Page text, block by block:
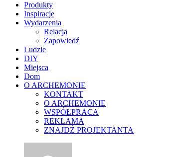
Produkty
Inspiracje
Wydarzenia
Relacja
Zapowiedź
Ludzie
DIY
Miejsca
Dom
O ARCHEMONIE
KONTAKT
O ARCHEMONIE
WSPÓŁPRACA
REKLAMA
ZNAJDŹ PROJEKTANTA